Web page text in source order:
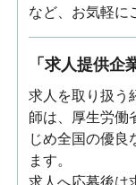
など、お気軽に
「求人提供企
求人を取り扱う
師は、厚生労働
じめ全国の優良
ます。
求人へ応募後は